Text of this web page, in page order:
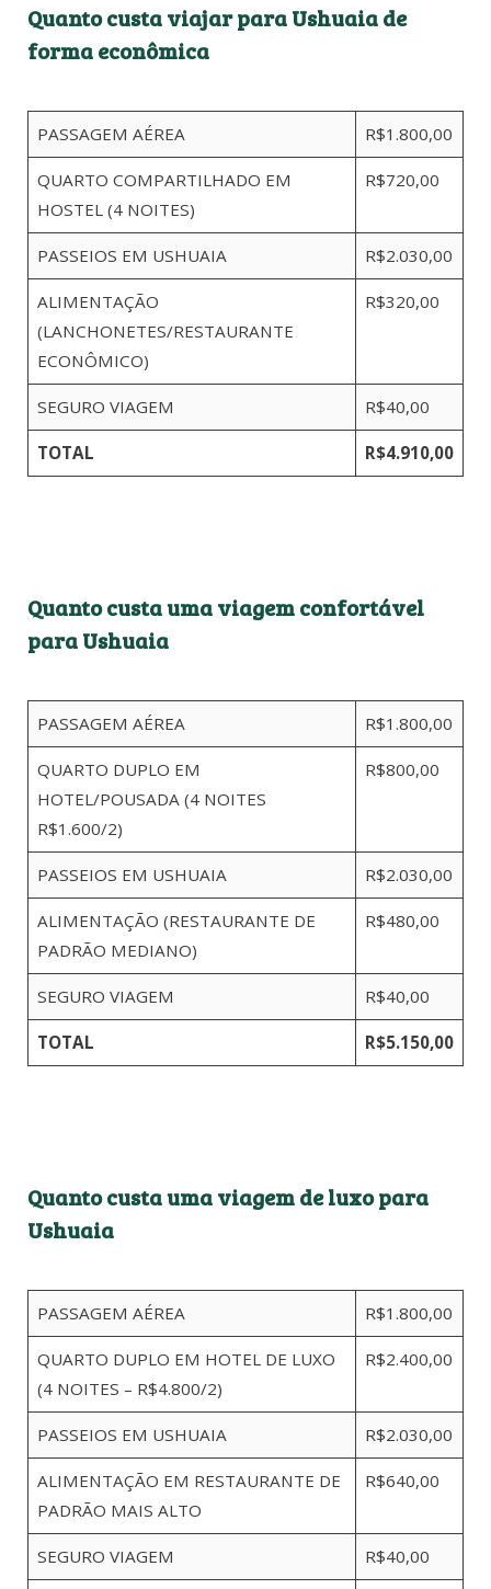
Quanto custa viajar para Ushuaia de
forma econômica
PASSAGEM AÉREA R$1.800,00
QUARTO COMPARTILHADO EM
HOSTEL (4 NOITES)
R$720,00
PASSEIOS EM USHUAIA R$2.030,00
ALIMENTAÇÃO
(LANCHONETES/RESTAURANTE
ECONÔMICO)
R$320,00
SEGURO VIAGEM R$40,00
TOTAL R$4.910,00
Quanto custa uma viagem confortável
para Ushuaia
PASSAGEM AÉREA R$1.800,00
QUARTO DUPLO EM
HOTEL/POUSADA (4 NOITES
R$1.600/2)
R$800,00
PASSEIOS EM USHUAIA R$2.030,00
ALIMENTAÇÃO (RESTAURANTE DE
PADRÃO MEDIANO)
R$480,00
SEGURO VIAGEM R$40,00
TOTAL R$5.150,00
Quanto custa uma viagem de luxo para
Ushuaia
PASSAGEM AÉREA R$1.800,00
QUARTO DUPLO EM HOTEL DE LUXO
(4 NOITES – R$4.800/2)
R$2.400,00
PASSEIOS EM USHUAIA R$2.030,00
ALIMENTAÇÃO EM RESTAURANTE DE
PADRÃO MAIS ALTO
R$640,00
SEGURO VIAGEM R$40,00